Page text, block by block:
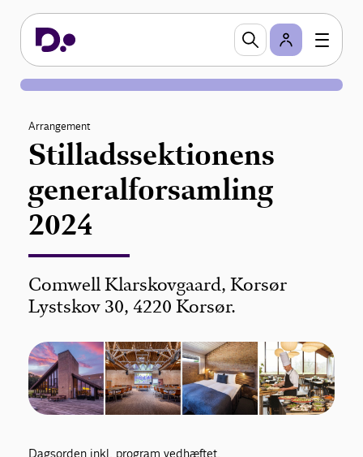
Arrangement
Stilladssektionens
generalforsamling
2024
Comwell Klarskovgaard, Korsør
Lystskov 30, 4220 Korsør.
Dagsorden inkl. program vedhæftet.